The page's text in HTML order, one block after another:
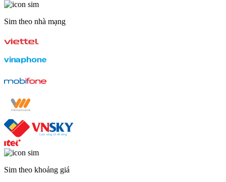
Sim theo nhà mạng
Sim theo khoảng giá